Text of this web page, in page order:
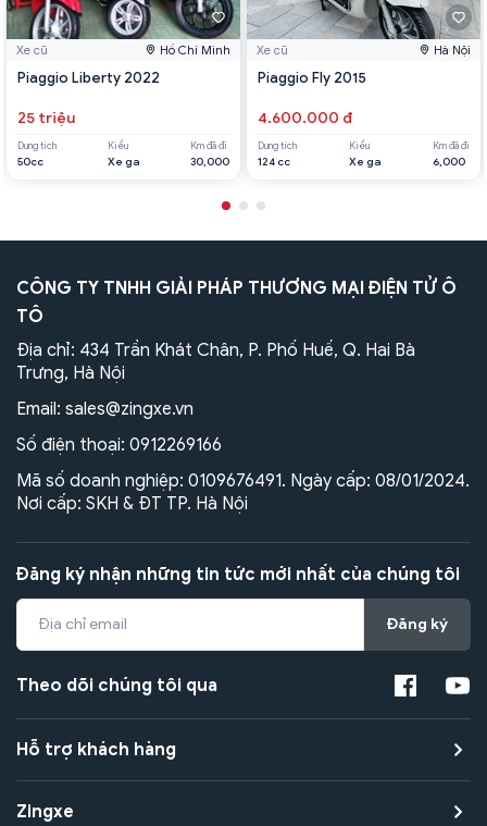
Xe cũ Hồ Chí Minh
Piaggio Liberty 2022
25 triệu
Dung tích
50cc
Kiểu
Xe ga
Km đã đi
30,000
Xe cũ Hà Nội
Piaggio Fly 2015
4.600.000 đ
Dung tích
124 cc
Kiểu
Xe ga
Km đã đi
6,000
CÔNG TY TNHH GIẢI PHÁP THƯƠNG MẠI ĐIỆN TỬ Ô
TÔ
Địa chỉ: 434 Trần Khát Chân, P. Phố Huế, Q. Hai Bà
Trưng, Hà Nội
Email: sales@zingxe.vn
Số điện thoại: 0912269166
Mã số doanh nghiệp: 0109676491. Ngày cấp: 08/01/2024.
Nơi cấp: SKH & ĐT TP. Hà Nội
Đăng ký nhận những tin tức mới nhất của chúng tôi
Đăng ký
Theo dõi chúng tôi qua
Hỗ trợ khách hàng
Zingxe